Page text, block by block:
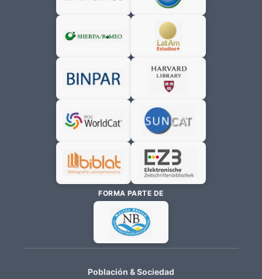
FORMA PARTE DE
Población & Sociedad